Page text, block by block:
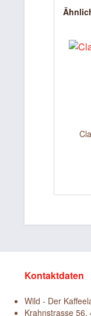
Kontaktdaten
Wild - Der
Krahnstrasse